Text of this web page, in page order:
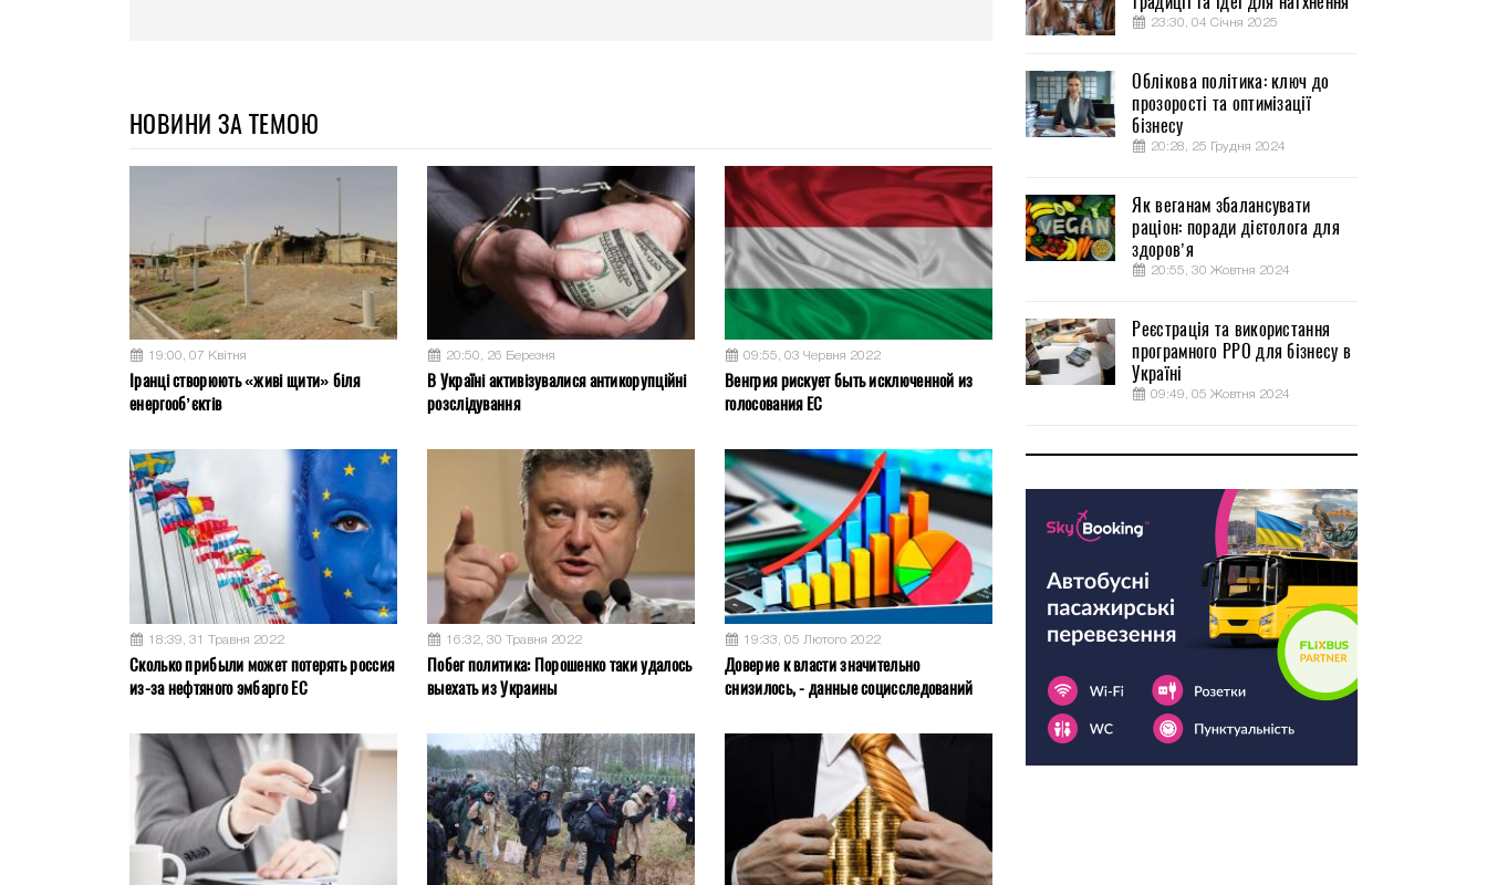
НОВИНИ ЗА ТЕМОЮ
19:00, 07 Квітня
Іранці створюють «живі щити» біля
енергооб’єктів
20:50, 26 Березня
В Україні активізувалися антикорупційні
розслідування
09:55, 03 Червня 2022
Венгрия рискует быть исключенной из
голосования ЕС
18:39, 31 Травня 2022
Сколько прибыли может потерять россия
из-за нефтяного эмбарго ЕС
16:32, 30 Травня 2022
Побег политика: Порошенко таки удалось
выехать из Украины
19:33, 05 Лютого 2022
Доверие к власти значительно
снизилось, - данные социсследований
23:30, 04 Січня 2025
Облікова політика: ключ до
прозорості та оптимізації
бізнесу
20:28, 25 Грудня 2024
Як веганам збалансувати
раціон: поради дієтолога для
здоров’я
20:55, 30 Жовтня 2024
Реєстрація та використання
програмного РРО для бізнесу в
Україні
09:49, 05 Жовтня 2024